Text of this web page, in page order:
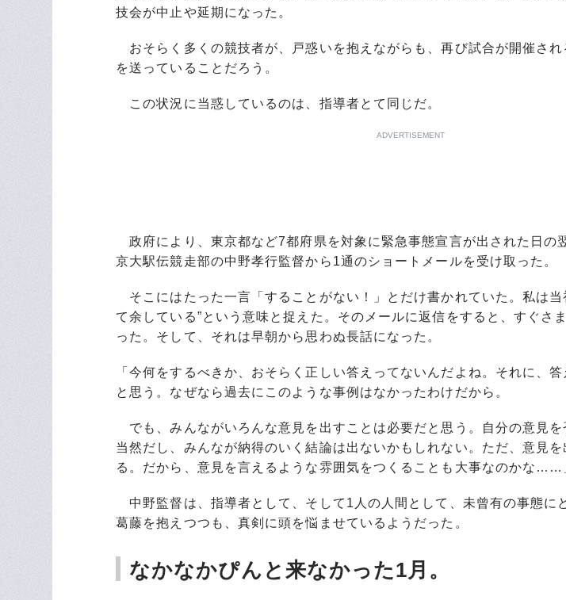
技会が中止や延期になった。
おそらく多くの競技者が、戸惑いを抱えながらも、再び試合が開催され
を送っていることだろう。
この状況に当惑しているのは、指導者とて同じだ。
ADVERTISEMENT
政府により、東京都など7都府県を対象に緊急事態宣言が出された日の
京大駅伝競走部の中野孝行監督から1通のショートメールを受け取った。
そこにはたった一言「することがない！」とだけ書かれていた。私は当
て余している”という意味と捉えた。そのメールに返信をすると、すぐさ
った。そして、それは早朝から思わぬ長話になった。
「今何をするべきか、おそらく正しい答えってないんだよね。それに、
と思う。なぜなら過去にこのような事例はなかったわけだから。
でも、みんながいろんな意見を出すことは必要だと思う。自分の意見を
当然だし、みんなが納得のいく結論は出ないかもしれない。ただ、意見
る。だから、意見を言えるような雰囲気をつくることも大事なのかな……
中野監督は、指導者として、そして1人の人間として、未曾有の事態に
葛藤を抱えつつも、真剣に頭を悩ませているようだった。
なかなかぴんと来なかった1月。